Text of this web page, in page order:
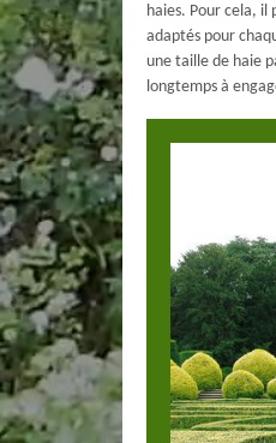
haies. Pour cela, il
adaptés pour
une taille de haie
longtemps à